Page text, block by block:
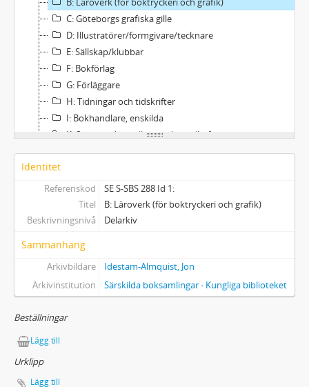
C: Göteborgs grafiska gille
D: Illustratörer/formgivare/tecknare
E: Sällskap/klubbar
F: Bokförlag
G: Förläggare
H: Tidningar och tidskrifter
I: Bokhandlare, enskilda
K: Större bokhandlare, bokhandlarföreningar
L: Antikvariat
N: Företag
O: Privatpersoner
P: Danska helgtryck/Grafisk cirkel
R: Övrigt tryck
S: Dokumentation rörande samlingen
Identitet
Referenskod
SE S-SBS 288 Id 1:
Titel
B: Läroverk (för boktryckeri och grafik)
Beskrivningsnivå
Delarkiv
Sammanhang
Arkivbildare
Idestam-Almquist, Jon
Arkivinstitution
Särskilda boksamlingar - Kungliga biblioteket
Beställningar
Lägg till
Urklipp
Lägg till